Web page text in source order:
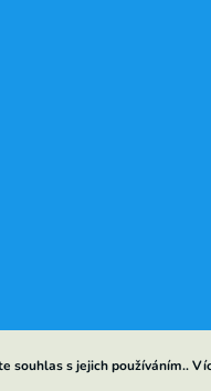
souhlas s jejich používáním..